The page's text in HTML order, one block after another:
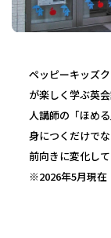
ペッピーキッズ
が楽しく学ぶ英
人講師の「ほめ
身につくだけで
前向きに変化して
※2026年5月現在